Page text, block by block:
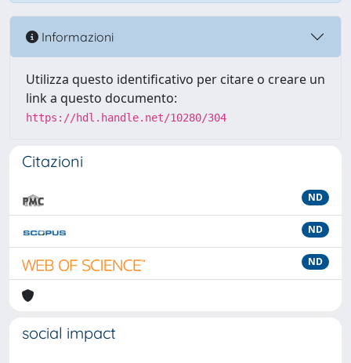
Informazioni
Utilizza questo identificativo per citare o creare un
link a questo documento:
https://hdl.handle.net/10280/304
Citazioni
ND
ND
ND
social impact